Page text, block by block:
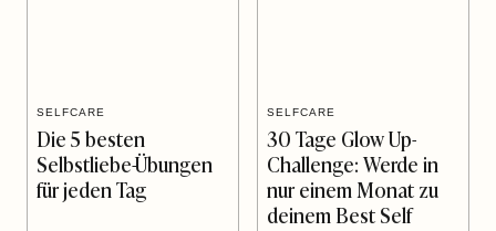
SELFCARE
Die 5 besten
Selbstliebe-Übungen
für jeden Tag
SELFCARE
30 Tage Glow Up-
Challenge: Werde in
nur einem Monat zu
deinem Best Self